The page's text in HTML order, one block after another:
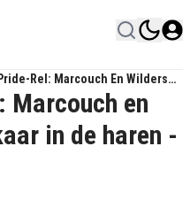
Rel: Marcouch En Wilders
In De Haren - "een en
in de haren -